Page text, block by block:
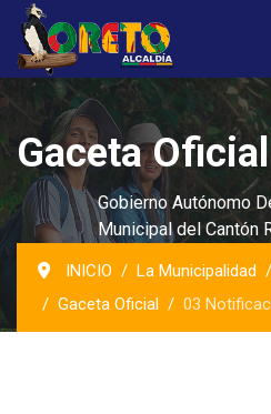
Gaceta Oficial
Gobierno Autónomo
Municipal del Cantón
INICIO La Municipalidad
Gaceta Oficial
03